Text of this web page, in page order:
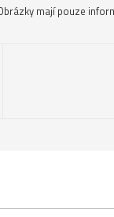
mají pouze